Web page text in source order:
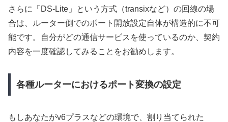
さらに「DS-Lite」という方式（transixなど）の回線の場
合は、ルーター側でのポート開放設定自体が構造的に不可
能です。自分がどの通信サービスを使っているのか、契約
内容を一度確認してみることをお勧めします。
各種ルーターにおけるポート変換の設定
もしあなたがv6プラスなどの環境で、割り当てられた